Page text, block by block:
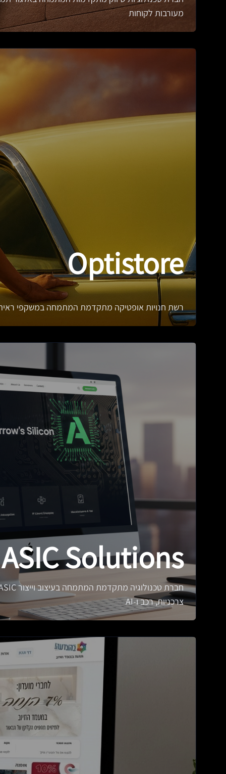
מעורבות לקוחות
Optistore
רשת חנויות אופטיקה מתקדמת המתמחה במשקפי
Solutions
צרכניות, רכב ו-AI